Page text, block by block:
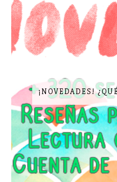
¡NOVEDADES!